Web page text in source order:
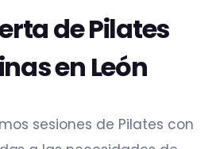
de Pilates
en León
sesiones de Pilates con